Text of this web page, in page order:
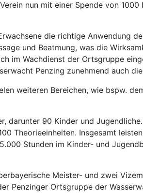
nun mit einer Spende von
die richtige Anwendung
und Beatmung, was die
im Wachdienst der Ortsgruppe
Penzing zunehmend auch
weiteren Bereichen, wie bspw.
darunter 90 Kinder und
Theorieeinheiten. Insgesamt
Stunden im Kinder- und
Meister- und zwei
Penzinger Ortsgruppe der